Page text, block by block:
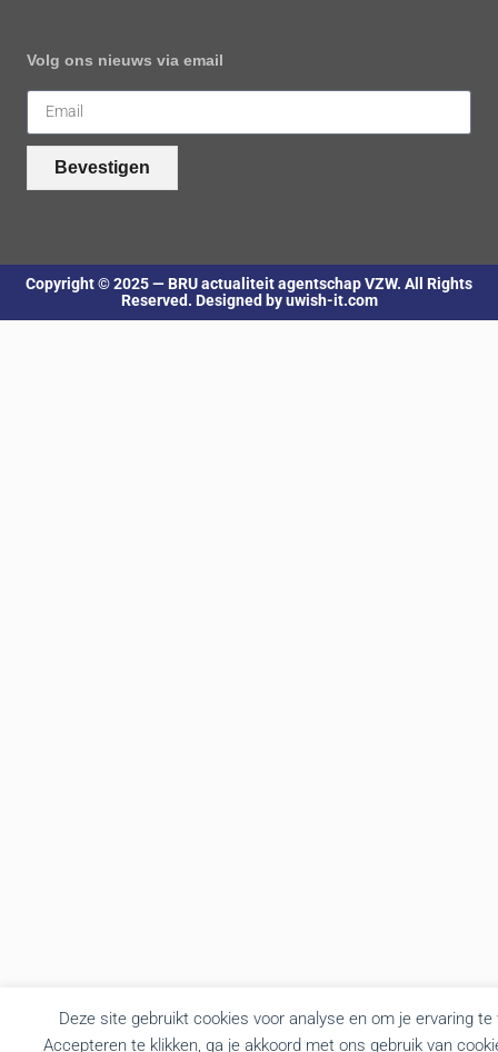
Deze site gebruikt cookies voor analyse en om je ervaring
Accepteren te klikken, ga je akkoord met ons gebruik van
Volg ons nieuws via email
Bevestigen
Copyright © 2025 — BRU actualiteit agentschap VZW. All Rights
Reserved. Designed by uwish-it.com